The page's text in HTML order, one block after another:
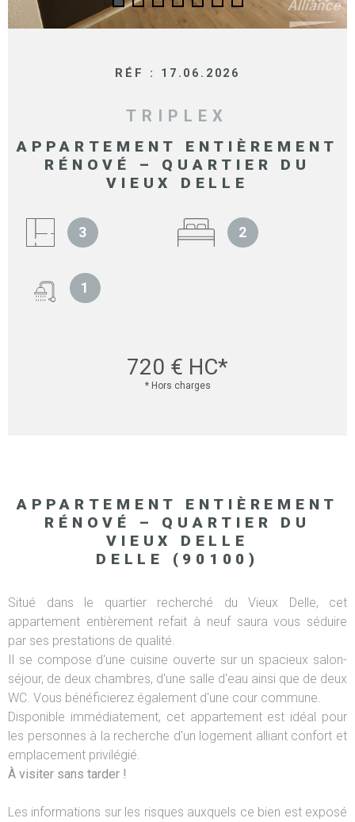
NOS
RÉF : 17.06.2026
TRIPLEX
APPARTEMENT ENTIÈREMENT
RÉNOVÉ – QUARTIER DU
VIEUX DELLE
3 2
1
720 € HC*
* Hors charges
APPARTEMENT ENTIÈREMENT
RÉNOVÉ – QUARTIER DU
VIEUX DELLE
DELLE (90100)
Situé dans le quartier recherché du Vieux Delle, cet
appartement entièrement refait à neuf saura vous séduire
par ses prestations de qualité.
Il se compose d'une cuisine ouverte sur un spacieux salon-
séjour, de deux chambres, d'une salle d'eau ainsi que de deux
WC. Vous bénéficierez également d'une cour commune.
Disponible immédiatement, cet appartement est idéal pour
les personnes à la recherche d'un logement alliant confort et
emplacement privilégié.
À visiter sans tarder !
Les informations sur les risques auxquels ce bien est exposé